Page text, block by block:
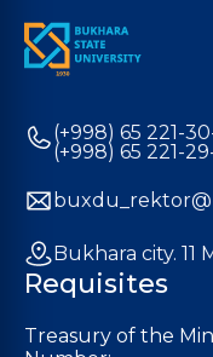
(+998) 65 221-
(+998) 65 221-
Bukhara city. 11
Requisites
Treasury of the